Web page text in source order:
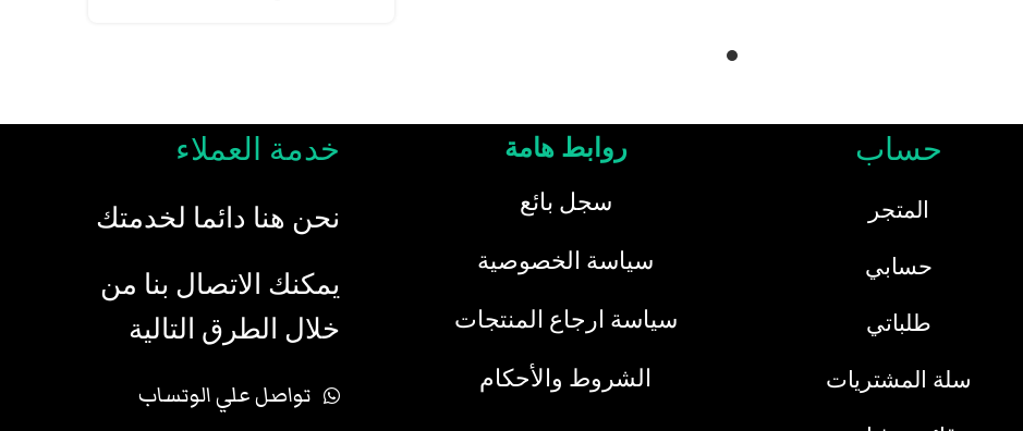
حساب
المتجر
حسابي
طلباتي
سلة المشتريات
روابط هامة
سجل بائع
سياسة الخصوصية
سياسة ارجاع المنتجات
الشروط والأحكام
خدمة العملاء
نحن هنا دائما لخدمتك
يمكنك الاتصال بنا من
خلال الطرق التالية
تواصل علي الوتساب